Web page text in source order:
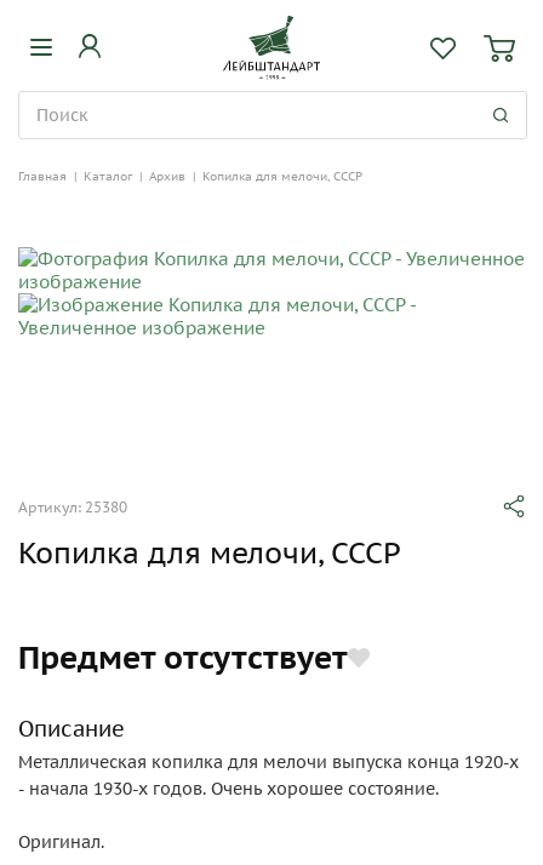
Главная | Каталог | Архив | Копилка для мелочи, СССР
Артикул: 25380
Копилка для мелочи, СССР
Предмет отсутствует
Описание
Металлическая копилка для мелочи выпуска конца 1920-х
- начала 1930-х годов. Очень хорошее состояние.
Оригинал.